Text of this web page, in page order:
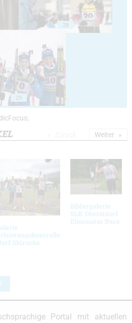
28
29
Skirocks
Bildergalerie
SLK Oberstdorf
Eliminator Race
Weiter
Portal mit aktuellen